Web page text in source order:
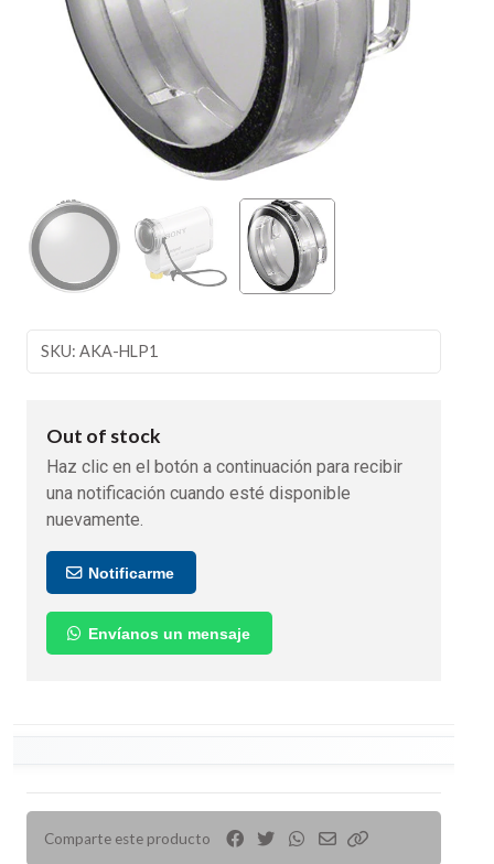
SKU: AKA-HLP1
Out of stock
Haz clic en el botón a continuación para recibir
una notificación cuando esté disponible
nuevamente.
Notificarme
Envíanos un mensaje
Comparte este producto